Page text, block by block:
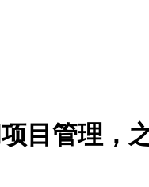
目管理，